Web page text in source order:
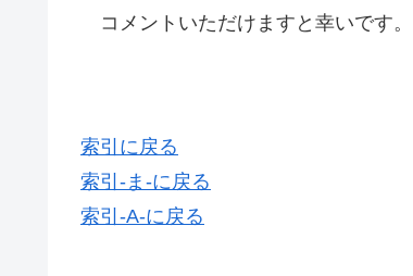
コメントいただけますと幸いです。
索引に戻る
索引-ま-に戻る
索引-A-に戻る